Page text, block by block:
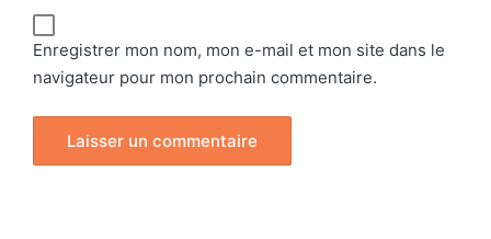
Enregistrer mon nom, mon e-mail et mon site dans le
navigateur pour mon prochain commentaire.